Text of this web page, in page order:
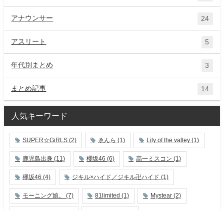
アナウンサー 24
アスリート 5
年代別まとめ 3
まとめ記事 14
人気キーワード
SUPER☆GiRLS (2) ゑんら (1) Lily of the valley (1)
鹿児島出身 (11) 櫻坂46 (6) 高一ミスコン (1)
欅坂46 (4) ジキル×ハイド／ジキル卍ハイド (1)
モーニング娘。 (7) 81limited (1) Mystear (2)